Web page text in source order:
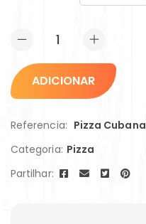
ADICIONAR
Referencia: Pizza Cubana
Categoria: Pizza
Partilhar: